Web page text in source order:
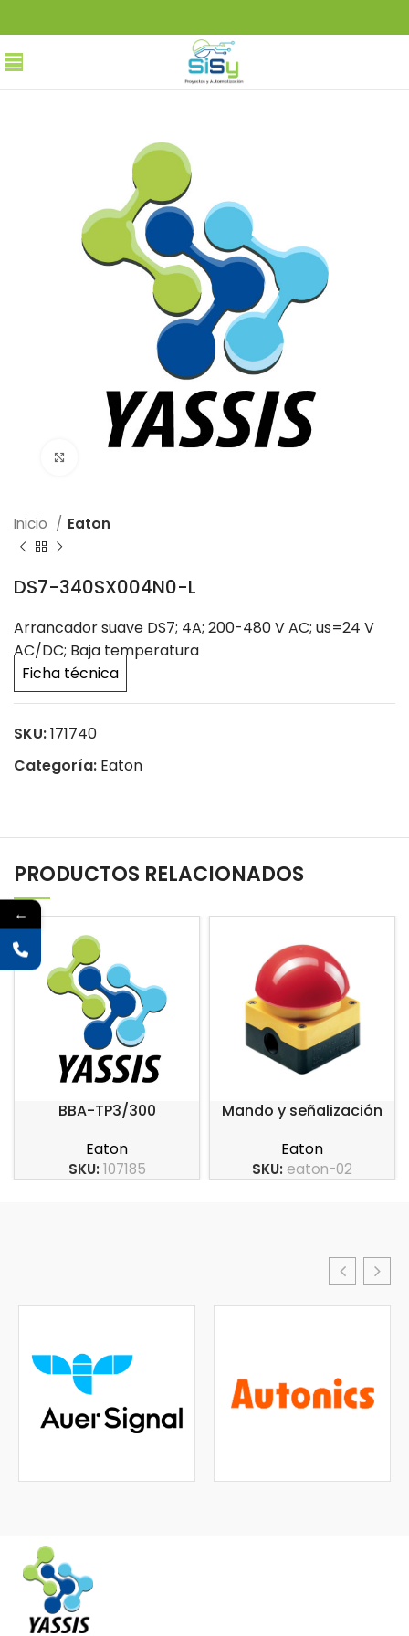
Inicio Eaton
DS7-340SX004N0-L
Arrancador suave DS7; 4A; 200-480 V AC; us=24 V
AC/DC; Baja temperatura
Ficha técnica
SKU:171740
Categoría: Eaton
PRODUCTOS RELACIONADOS
BBA-TP3/300
Eaton
SKU:107185
Mando y señalización
Eaton
SKU: eaton-02
←